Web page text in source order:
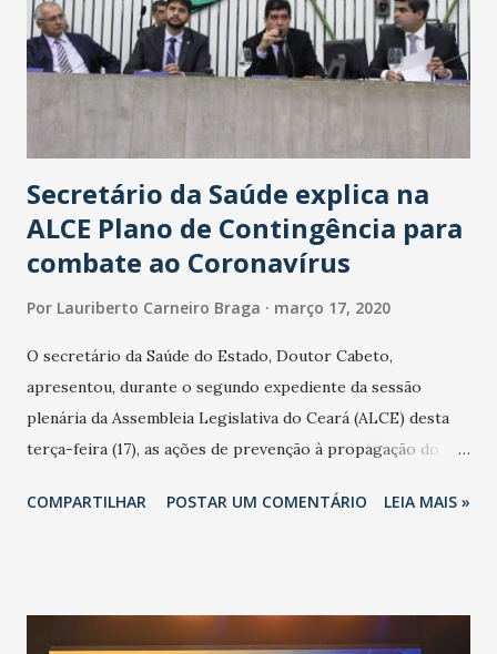
Secretário da Saúde explica na
ALCE Plano de Contingência para
combate ao Coronavírus
Por Lauriberto Carneiro Braga março 17, 2020
O secretário da Saúde do Estado, Doutor Cabeto,
apresentou, durante o segundo expediente da sessão
plenária da Assembleia Legislativa do Ceará (ALCE) desta
terça-feira (17), as ações de prevenção à propagação do
adotadas pelo Governo do Estado na contenção da
população suspeita e de cuidados com os ambientes
COMPARTILHAR POSTAR UM COMENTÁRIO LEIA MAIS »